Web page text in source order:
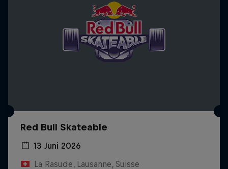
Red Bull Skateable
13 Juni 2026
La Rasude, Lausanne, Suisse